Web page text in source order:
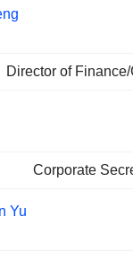
Director of
Corporate
Yu